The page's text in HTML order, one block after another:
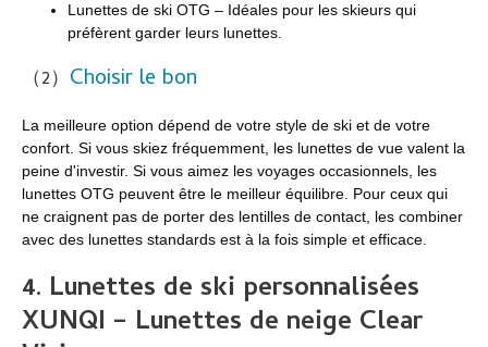
Lunettes de ski OTG – Idéales pour les skieurs qui
préfèrent garder leurs lunettes.
（2） Choisir le bon
La meilleure option dépend de votre style de ski et de votre
confort. Si vous skiez fréquemment, les lunettes de vue valent la
peine d'investir. Si vous aimez les voyages occasionnels, les
lunettes OTG peuvent être le meilleur équilibre. Pour ceux qui
ne craignent pas de porter des lentilles de contact, les combiner
avec des lunettes standards est à la fois simple et efficace.
4. Lunettes de ski personnalisées
XUNQI – Lunettes de neige Clear